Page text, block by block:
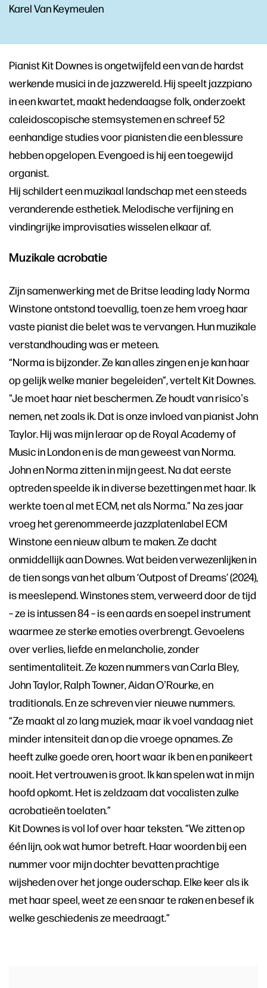
Karel Van Keymeulen
Pianist Kit Downes is ongetwijfeld een van de hardst
werkende musici in de jazzwereld. Hij speelt jazzpiano
in een kwartet, maakt hedendaagse folk, onderzoekt
caleidoscopische stemsystemen en schreef 52
eenhandige studies voor pianisten die een blessure
hebben opgelopen. Evengoed is hij een toegewijd
organist.
Hij schildert een muzikaal landschap met een steeds
veranderende esthetiek. Melodische verfijning en
vindingrijke improvisaties wisselen elkaar af.
Muzikale acrobatie
Zijn samenwerking met de Britse leading lady Norma
Winstone ontstond toevallig, toen ze hem vroeg haar
vaste pianist die belet was te vervangen. Hun muzikale
verstandhouding was er meteen.
“Norma is bijzonder. Ze kan alles zingen en je kan haar
op gelijk welke manier begeleiden”, vertelt Kit Downes.
"Je moet haar niet beschermen. Ze houdt van risicoʼs
nemen, net zoals ik. Dat is onze invloed van pianist John
Taylor. Hij was mijn leraar op de Royal Academy of
Music in London en is de man geweest van Norma.
John en Norma zitten in mijn geest. Na dat eerste
optreden speelde ik in diverse bezettingen met haar. Ik
werkte toen al met ECM, net als Norma.” Na zes jaar
vroeg het gerenommeerde jazzplatenlabel ECM
Winstone een nieuw album te maken. Ze dacht
onmiddellijk aan Downes. Wat beiden verwezenlijken in
de tien songs van het album ‘Outpost of Dreams’ (2024),
is meeslepend. Winstones stem, verweerd door de tijd
– ze is intussen 84 – is een aards en soepel instrument
waarmee ze sterke emoties overbrengt. Gevoelens
over verlies, liefde en melancholie, zonder
sentimentaliteit. Ze kozen nummers van Carla Bley,
John Taylor, Ralph Towner, Aidan OʼRourke, en
traditionals. En ze schreven vier nieuwe nummers.
“Ze maakt al zo lang muziek, maar ik voel vandaag niet
minder intensiteit dan op die vroege opnames. Ze
heeft zulke goede oren, hoort waar ik ben en panikeert
nooit. Het vertrouwen is groot. Ik kan spelen wat in mijn
hoofd opkomt. Het is zeldzaam dat vocalisten zulke
acrobatieën toelaten.”
Kit Downes is vol lof over haar teksten. “We zitten op
één lijn, ook wat humor betreft. Haar woorden bij een
nummer voor mijn dochter bevatten prachtige
wijsheden over het jonge ouderschap. Elke keer als ik
met haar speel, weet ze een snaar te raken en besef ik
welke geschiedenis ze meedraagt.”